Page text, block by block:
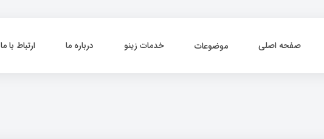
صفحه اصلی موضوعات خدمات زینو درباره ما ارتباط با ما